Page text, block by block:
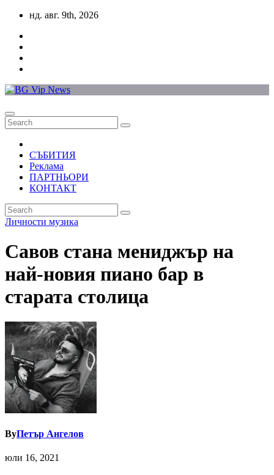
Skip
content
нд. авг. 9th, 2026
СЪБИТИЯ
Реклама
ПАРТНЬОРИ
КОНТАКТ
Личности музика
Савов стана мениджър на
най-новия пиано бар в
старата столица
ByПетър Ангелов
юли 16, 2021